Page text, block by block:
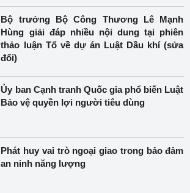
Bộ trưởng Bộ Công Thương Lê Mạnh
Hùng giải đáp nhiều nội dung tại phiên
thảo luận Tổ về dự án Luật Dầu khí (sửa
đổi)
Ủy ban Cạnh tranh Quốc gia phổ biến Luật
Bảo vệ quyền lợi người tiêu dùng
Phát huy vai trò ngoại giao trong bảo đảm
an ninh năng lượng